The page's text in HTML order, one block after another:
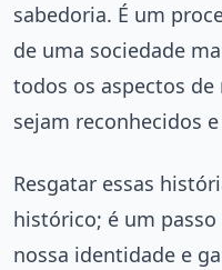
sabedoria. É um
de uma sociedade
todos os aspectos
sejam reconhecidos
Resgatar essas
histórico; é um
nossa identidade e